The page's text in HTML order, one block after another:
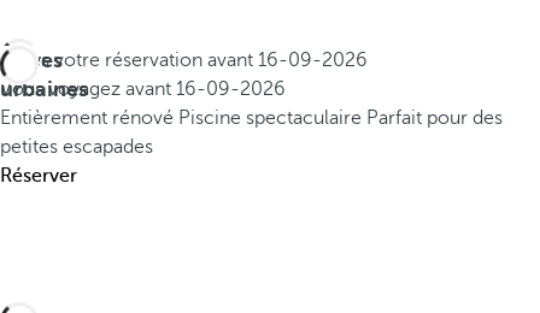
Offres
urbaines
Faites votre réservation avant 16-09-2026
Vous voyagez avant 16-09-2026
Entièrement rénové Piscine spectaculaire Parfait pour des
petites escapades
Réserver